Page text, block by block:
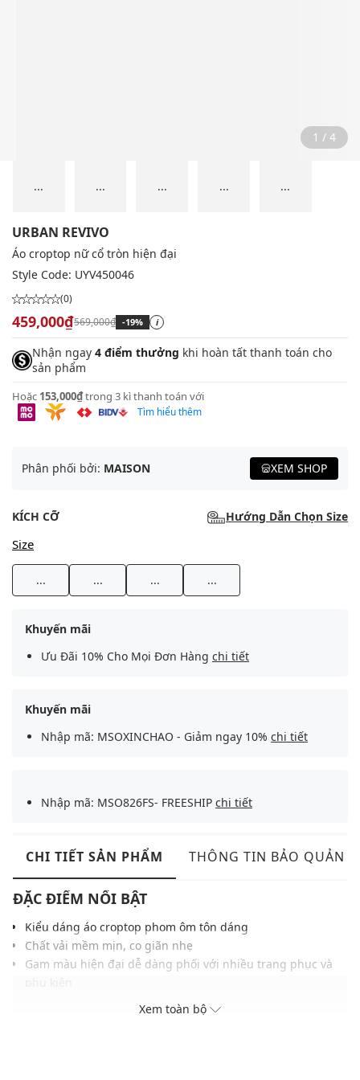
2 / 4
... ... ... ... ...
URBAN REVIVO
Áo croptop nữ cổ tròn hiện đại
Style Code: UYV450046
(0)
459,000₫569,000₫ -19% i
Nhận ngay 4 điểm thưởng khi hoàn tất thanh toán cho
sản phẩm
Hoặc 153,000₫trong 3 kì thanh toán với
Tìm hiểu thêm
Phân phối bởi: MAISON XEM SHOP
KÍCH CỠ Hướng Dẫn Chọn Size
Size
... ... ... ...
Khuyến mãi
Ưu Đãi 10% Cho Mọi Đơn Hàng chi tiết
Khuyến mãi
Nhập mã: MSOXINCHAO - Giảm ngay 10% chi tiết
Nhập mã: MSO826FS- FREESHIP chi tiết
CHI TIẾT SẢN PHẨM THÔNG TIN BẢO QUẢN
ĐẶC ĐIỂM NỔI BẬT
Kiểu dáng áo croptop phom ôm tôn dáng
Chất vải mềm mịn, co giãn nhẹ
Gam màu hiện đại dễ dàng phối với nhiều trang phục và
THÔNG TIN SẢN PHẨM
Xem toàn bộ